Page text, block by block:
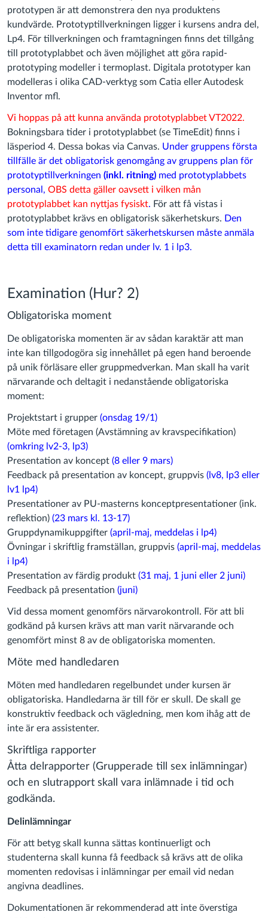
prototypen är att demonstrera den nya produktens
kundvärde. Prototyptillverkningen ligger i kursens andra del,
Lp4. För tillverkningen och framtagningen finns det tillgång
till prototyplabbet och även möjlighet att göra rapid-
prototyping modeller i termoplast. Digitala prototyper kan
modelleras i olika CAD-verktyg som Catia eller Autodesk
Inventor mfl.
Vi hoppas på att kunna använda prototyplabbet VT2022.
Bokningsbara tider i prototyplabbet (se TimeEdit) finns i
läsperiod 4. Dessa bokas via Canvas. Under gruppens första
tillfälle är det obligatorisk genomgång av gruppens plan för
prototyptillverkningen (inkl. ritning) med prototyplabbets
personal, OBS detta gäller oavsett i vilken mån
prototyplabbet kan nyttjas fysiskt. För att få vistas i
prototyplabbet krävs en obligatorisk säkerhetskurs. Den
som inte tidigare genomfört säkerhetskursen måste anmäla
detta till examinatorn redan under lv. 1 i lp3.
Examination (Hur? 2)
Obligatoriska moment
De obligatoriska momenten är av sådan karaktär att man
inte kan tillgodogöra sig innehållet på egen hand beroende
på unik förläsare eller gruppmedverkan. Man skall ha varit
närvarande och deltagit i nedanstående obligatoriska
moment:
Projektstart i grupper (onsdag 19/1)
Möte med företagen (Avstämning av kravspecifikation)
(omkring lv2-3, lp3)
Presentation av koncept (8 eller 9 mars)
Feedback på presentation av koncept, gruppvis (lv8, lp3 eller
lv1 lp4)
Presentationer av PU-masterns konceptpresentationer (ink.
reflektion) (23 mars kl. 13-17)
Gruppdynamikuppgifter (april-maj, meddelas i lp4)
Övningar i skriftlig framställan, gruppvis (april-maj, meddelas
i lp4)
Presentation av färdig produkt (31 maj, 1 juni eller 2 juni)
Feedback på presentation (juni)
Vid dessa moment genomförs närvarokontroll. För att bli
godkänd på kursen krävs att man varit närvarande och
genomfört minst 8 av de obligatoriska momenten.
Möte med handledaren
Möten med handledaren regelbundet under kursen är
obligatoriska. Handledarna är till för er skull. De skall ge
konstruktiv feedback och vägledning, men kom ihåg att de
inte är era assistenter.
Skriftliga rapporter
Åtta delrapporter (Grupperade till sex inlämningar)
och en slutrapport skall vara inlämnade i tid och
godkända.
Delinlämningar
För att betyg skall kunna sättas kontinuerligt och
studenterna skall kunna få feedback så krävs att de olika
momenten redovisas i inlämningar per email vid nedan
angivna deadlines.
Dokumentationen är rekommenderad att inte överstiga